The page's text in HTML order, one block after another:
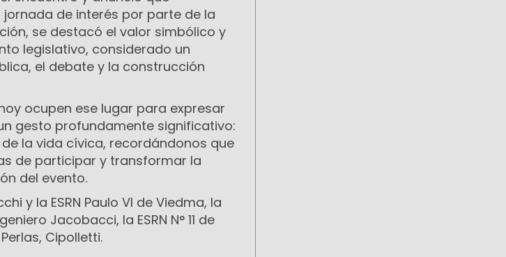
de interés por parte de la
se destacó el valor simbólico y
legislativo, considerado un
el debate y la construcción
ocupen ese lugar para expresar
gesto profundamente significativo:
la vida cívica, recordándonos que
de participar y transformar la
del evento.
y la ESRN Paulo VI de Viedma, la
Jacobacci, la ESRN N° 11 de
Perlas, Cipolletti.